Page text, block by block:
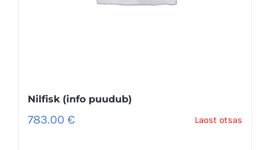
Nilfisk (info puudub)
783.00 € Laost otsas